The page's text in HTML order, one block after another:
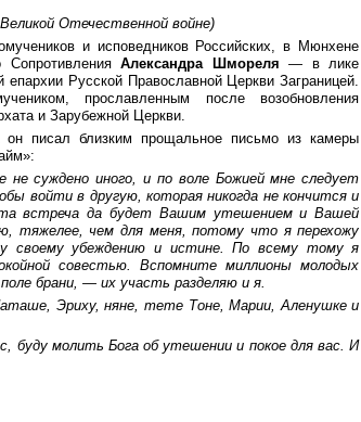
Отечественной войне)
и исповедников Российских, в Мюнхене
СопротивленияАлександра Шмореля — в лике
Русской Православной Церкви Заграницей.
прославленным после возобновления
и Зарубежной Церкви.
писал близким прощальное письмо из камеры
суждено иного, и по воле Божией мне следует
войти в другую, которая никогда не кончится и
встреча да будет Вашим утешением и Вашей
тяжелее, чем для меня, потому что я перехожу
своему убеждению и истине. По всему тому я
совестью. Вспомните миллионы молодых
брани, — их участь разделяю и я.
Эриху, няне, тете Тоне, Марии, Аленушке и
буду молить Бога об утешении и покое для вас. И